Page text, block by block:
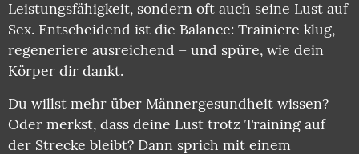
Leistungsfähigkeit, sondern oft auch seine Lust auf
Sex. Entscheidend ist die Balance: Trainiere klug,
regeneriere ausreichend – und spüre, wie dein
Körper dir dankt.
Du willst mehr über Männergesundheit wissen?
Oder merkst, dass deine Lust trotz Training auf
der Strecke bleibt? Dann sprich mit einem